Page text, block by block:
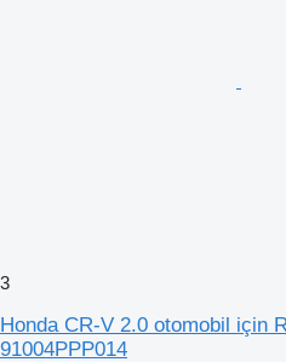
3
Honda CR-V 2.0 otomobil için
91004PPP014